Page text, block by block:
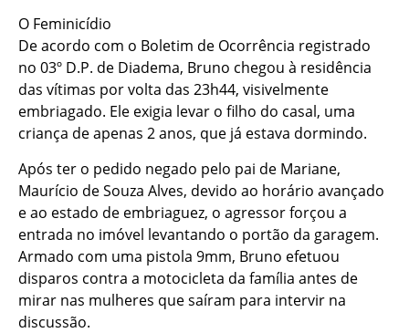
O Feminicídio
De acordo com o Boletim de Ocorrência registrado
no 03º D.P. de Diadema, Bruno chegou à residência
das vítimas por volta das 23h44, visivelmente
embriagado. Ele exigia levar o filho do casal, uma
criança de apenas 2 anos, que já estava dormindo.
Após ter o pedido negado pelo pai de Mariane,
Maurício de Souza Alves, devido ao horário avançado
e ao estado de embriaguez, o agressor forçou a
entrada no imóvel levantando o portão da garagem.
Armado com uma pistola 9mm, Bruno efetuou
disparos contra a motocicleta da família antes de
mirar nas mulheres que saíram para intervir na
discussão.